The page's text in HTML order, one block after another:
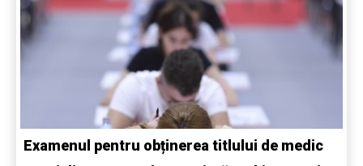
Examenul pentru obținerea titlului de medic